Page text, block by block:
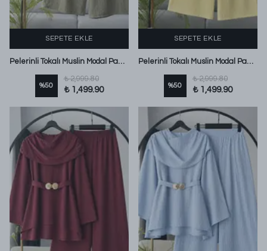
SEPETE EKLE
Pelerinli Tokalı Muslin Modal Pantolonlu Takım Adaçayı
%50
₺ 2,999.80
₺ 1,499.90
SEPETE EKLE
Pelerinli Tokalı Muslin Modal Pantolonlu Takım Sarı
%50
₺ 2,999.80
₺ 1,499.90